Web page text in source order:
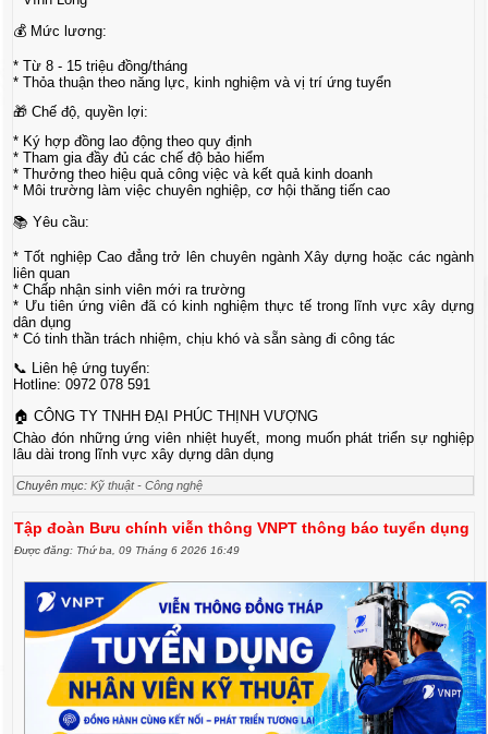
💰 Mức lương:
* Từ 8 - 15 triệu đồng/tháng
* Thỏa thuận theo năng lực, kinh nghiệm và vị trí ứng tuyển
🎁 Chế độ, quyền lợi:
* Ký hợp đồng lao động theo quy định
* Tham gia đầy đủ các chế độ bảo hiểm
* Thưởng theo hiệu quả công việc và kết quả kinh doanh
* Môi trường làm việc chuyên nghiệp, cơ hội thăng tiến cao
📚 Yêu cầu:
* Tốt nghiệp Cao đẳng trở lên chuyên ngành Xây dựng hoặc các ngành
liên quan
* Chấp nhận sinh viên mới ra trường
* Ưu tiên ứng viên đã có kinh nghiệm thực tế trong lĩnh vực xây dựng
dân dụng
* Có tinh thần trách nhiệm, chịu khó và sẵn sàng đi công tác
📞 Liên hệ ứng tuyển:
Hotline: 0972 078 591
🏠 CÔNG TY TNHH ĐẠI PHÚC THỊNH VƯỢNG
Chào đón những ứng viên nhiệt huyết, mong muốn phát triển sự nghiệp
lâu dài trong lĩnh vực xây dựng dân dụng
Chuyên mục:Kỹ thuật - Công nghệ
Tập đoàn Bưu chính viễn thông VNPT thông báo tuyển dụng
Được đăng: Thứ ba, 09 Tháng 6 2026 16:49